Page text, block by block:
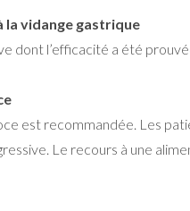
la vidange gastrique
dont l’efficacité a été
est recommandée. Les
Le recours à une